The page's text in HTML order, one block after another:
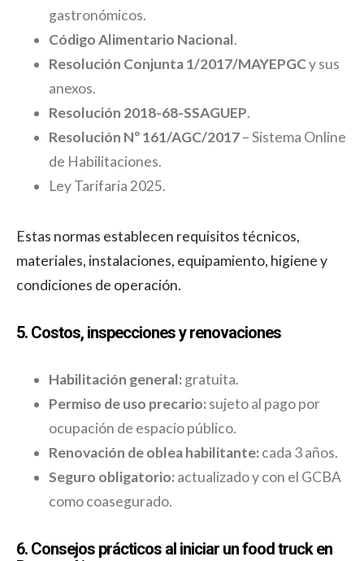
gastronómicos.
Código Alimentario Nacional.
Resolución Conjunta 1/2017/MAYEPGCy sus
anexos.
Resolución 2018-68-SSAGUEP.
Resolución Nº 161/AGC/2017– Sistema Online
de Habilitaciones.
Ley Tarifaria 2025.
Estas normas establecen requisitos técnicos,
materiales, instalaciones, equipamiento, higiene y
condiciones de operación.
5. Costos, inspecciones y renovaciones
Habilitación general:gratuita.
Permiso de uso precario:sujeto al pago por
ocupación de espacio público.
Renovación de oblea habilitante:cada 3 años.
Seguro obligatorio:actualizado y con el GCBA
como coasegurado.
6. Consejos prácticos al iniciar un food truck en